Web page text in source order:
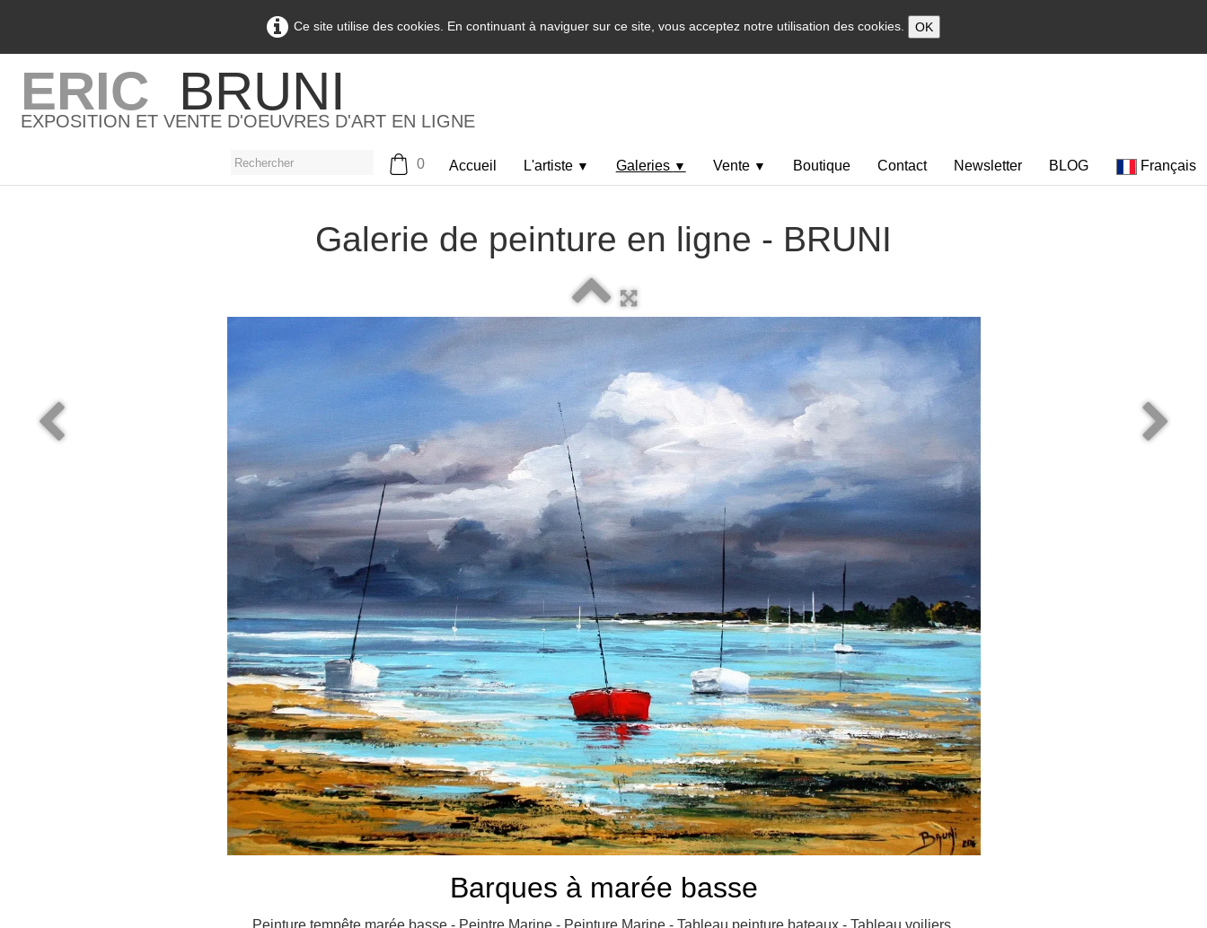
Ce site utilise des cookies. En continuant à naviguer sur ce site, vous acceptez notre utilisation des cookies. OK
ERIC BRUNI
EXPOSITION ET VENTE D'OEUVRES D'ART EN LIGNE
0 Accueil L'artiste ▼ Galeries ▼ Vente ▼ Boutique Contact Newsletter BLOG Français
Galerie de peinture en ligne - BRUNI
Barques à marée basse
Peinture tempête marée basse - Peintre Marine - Peinture Marine - Tableau peinture bateaux - Tableau voiliers.